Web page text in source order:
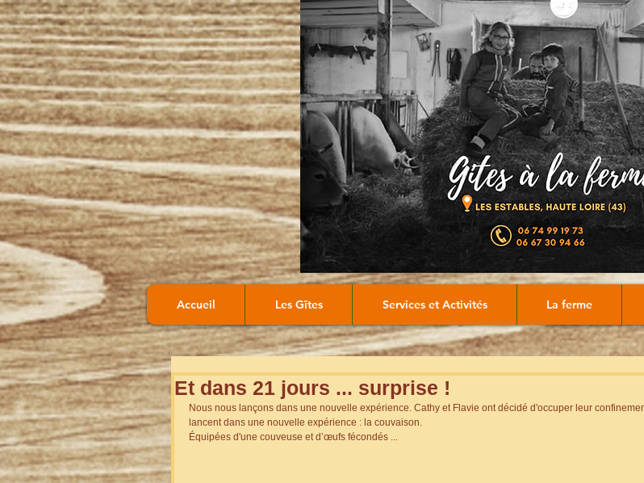
Accueil Les Gîtes Services et Activités La ferme
Et dans 21 jours ... surprise !
Nous nous lançons dans une nouvelle expérience. Cathy et Flavie ont décidé d'occuper leur
lancent dans une nouvelle expérience : la couvaison.
Équipées d'une couveuse et d’œufs fécondés ...